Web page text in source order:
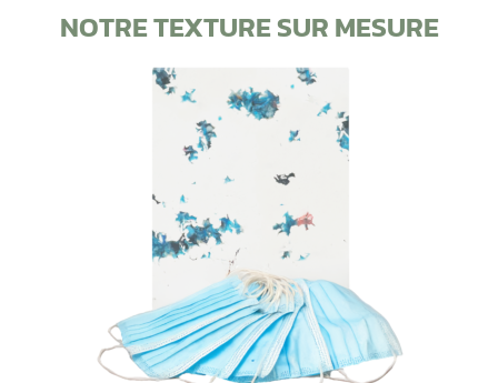
NOTRE TEXTURE SUR MESURE